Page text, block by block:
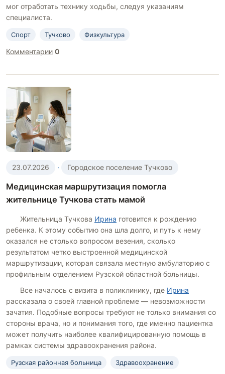
мог отработать технику ходьбы, следуя указаниям
специалиста.
Спорт Тучково Физкультура
Комментарии 0
23.07.2026 · Городское поселение Тучково
Медицинская маршрутизация помогла
жительнице Тучкова стать мамой
Жительница Тучкова Ирина готовится к рождению
ребенка. К этому событию она шла долго, и путь к нему
оказался не столько вопросом везения, сколько
результатом четко выстроенной медицинской
маршрутизации, которая связала местную амбулаторию с
профильным отделением Рузской областной больницы.
Все началось с визита в поликлинику, где Ирина
рассказала о своей главной проблеме — невозможности
зачатия. Подобные вопросы требуют не только внимания со
стороны врача, но и понимания того, где именно пациентка
может получить наиболее квалифицированную помощь в
рамках системы здравоохранения района.
Рузская районная больница Здравоохранение